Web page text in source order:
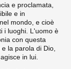
e proclama­ta,
e in
mondo, e cioè
i luoghi. L'uomo è
con questa
la parola di Dio,
in lui.